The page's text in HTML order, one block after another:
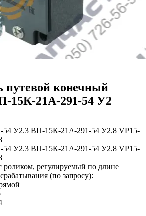
путевой конечный
15К-21А-291-54 У2
54 У2.3 ВП-15К-21А-291-54 У2.8 VP15-
54 У2.3 ВП-15К-21А-291-54 У2.8 VP15-
роликом, регулируемый по длине
(по запросу):